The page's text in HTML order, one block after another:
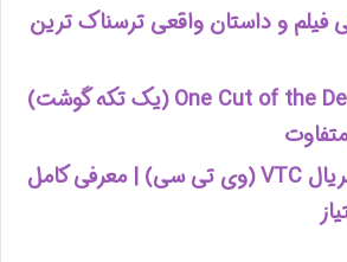
فیلم و داستان واقعی ترسناک ترین
معرفی فیلم One Cut of the Dead (یک تکه گوشت)
نقد و بررسی سریال VTC (وی تی سی) | معرفی کامل